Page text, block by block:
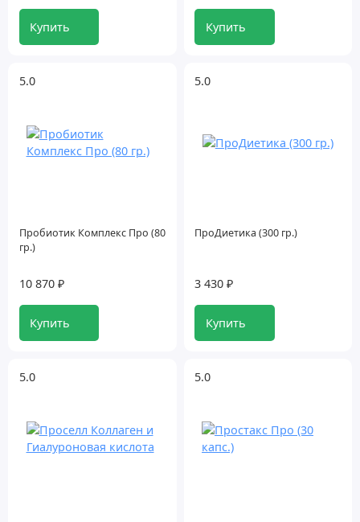
Купить Купить
5.0
Пробиотик Комплекс Про (80
гр.)
10 870 ₽
Купить
5.0
ПроДиетика (300 гр.)
3 430 ₽
Купить
5.0 5.0